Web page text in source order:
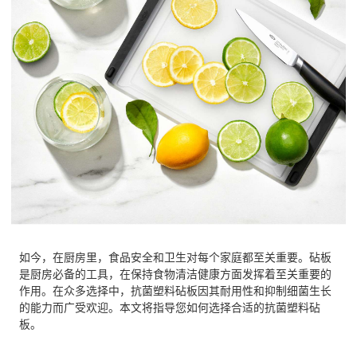
如今，在厨房里，食品安全和卫生对每个家庭都至关重要。砧板
是厨房必备的工具，在保持食物清洁健康方面发挥着至关重要的
作用。在众多选择中，抗菌塑料砧板因其耐用性和抑制细菌生长
的能力而广受欢迎。本文将指导您如何选择合适的抗菌塑料砧
板。